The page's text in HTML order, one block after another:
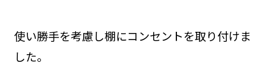
使い勝手を考慮し棚にコンセントを取り付けま
した。